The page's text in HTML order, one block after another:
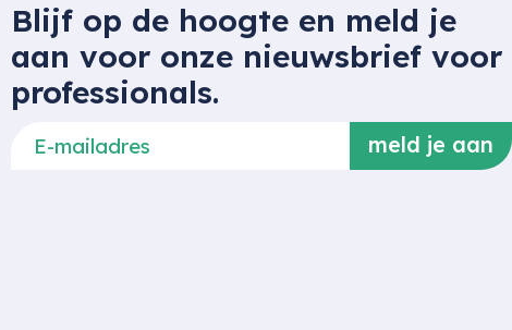
Blijf op de hoogte en meld je
aan voor onze nieuwsbrief voor
professionals.